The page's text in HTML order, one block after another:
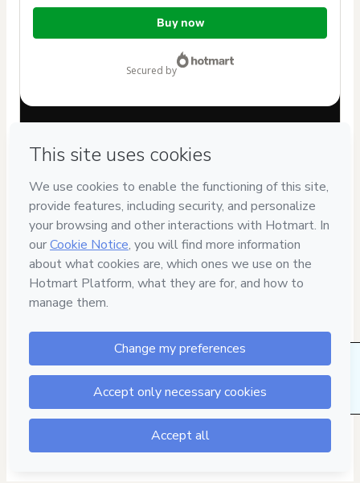
Total
Buy now
secured by
Can't complete this purchase? Please visit our Help Center
provide the code below:
Was your information autofill in?Click here to learn more.
By clicking 'Buy Now' I declare that I (i) understand that
Hotmart is processing this order on behalf of SOUZA E
responsibility for the content and/or control over it; (ii) agree
to Hotmart’sTerms of Use
accompanied by a legal guardian.
Learn more about your purchasehere.
Hotmart ©2026- All rights reserved
2026-08-06T20:21:59.975Z REF.
17 people were interested in this product in the